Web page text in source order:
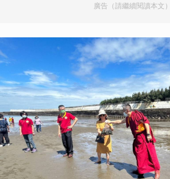
廣告（請繼續閱讀本文）